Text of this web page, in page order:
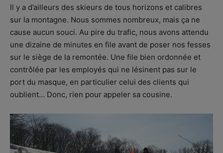
Il y a d’ailleurs des skieurs de tous horizons et calibres
sur la montagne. Nous sommes nombreux, mais ça ne
cause aucun souci. Au pire du trafic, nous avons attendu
une dizaine de minutes en file avant de poser nos fesses
sur le siège de la remontée. Une file bien ordonnée et
contrôlée par les employés qui ne lésinent pas sur le
port du masque, en particulier celui des clients qui
oublient… Donc, rien pour appeler sa cousine.